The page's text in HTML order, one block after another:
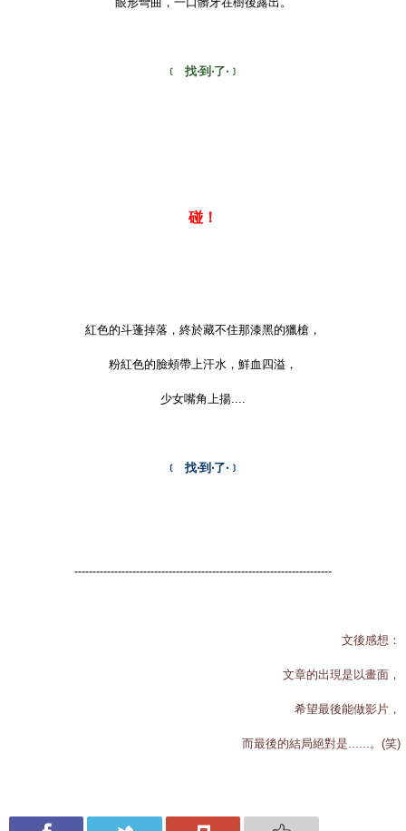
﹝ 找‧到‧了‧﹞
碰！
紅色的斗蓬掉落，終於藏不住那漆黑的獵槍，
粉紅色的臉頰帶上汗水，鮮血四溢，
少女嘴角上揚....
﹝ 找‧到‧了‧﹞
-----------------------------------------------------------------------
文後感想：
文章的出現是以畫面，
希望最後能做影片，
而最後的結局絕對是......。(笑)